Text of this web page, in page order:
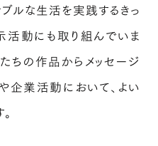
ルな生活を実践するきっ
活動にも取り組んでいま
ちの作品からメッセージ
企業活動において、よい